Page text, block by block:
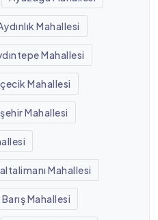
Mahallesi
Mahallesi
Mahallesi
Mahallesi
Mahallesi
Barış Mahallesi